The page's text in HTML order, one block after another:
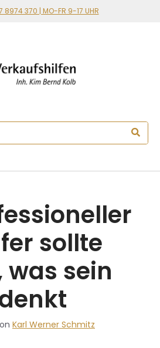
8974 370 | MO-FR 9-17 UHR
sollte
was sein
Karl Werner Schmitz